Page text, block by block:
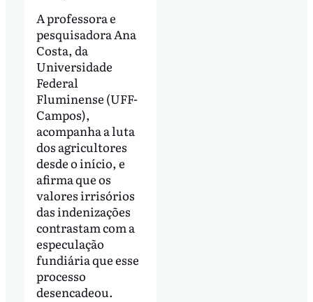
A professora e
pesquisadora Ana
Costa, da
Universidade
Federal
Fluminense (UFF-
Campos),
acompanha a luta
dos agricultores
desde o início, e
afirma que os
valores irrisórios
das indenizações
contrastam com a
especulação
fundiária que esse
processo
desencadeou.